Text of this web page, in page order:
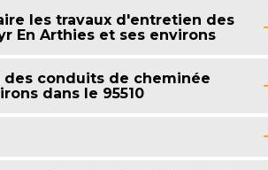
les travaux d'entretien des
En Arthies et ses environs
des conduits de cheminée
dans le 95510